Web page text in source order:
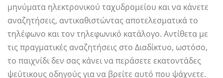
μηνύματα ηλεκτρονικού ταχυδρομείου και να κάνετε
αναζητήσεις, αντικαθιστώντας αποτελεσματικά το
τηλέφωνο και τον τηλεφωνικό κατάλογο. Αντίθετα με
τις πραγματικές αναζητήσεις στο Διαδίκτυο, ωστόσο,
το παιχνίδι δεν σας κάνει να περάσετε εκατοντάδες
ψεύτικους οδηγούς για να βρείτε αυτό που ψάχνετε.